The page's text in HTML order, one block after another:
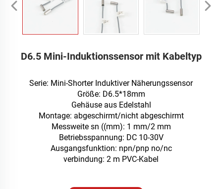
D6.5 Mini-Induktionssensor mit Kabeltyp
Serie: Mini-Shorter Induktiver Näherungssensor
Größe: D6.5*18mm
Gehäuse aus Edelstahl
Montage: abgeschirmt/nicht abgeschirmt
Messweite sn ((mm): 1 mm/2 mm
Betriebsspannung: DC 10-30V
Ausgangsfunktion: npn/pnp no/nc
verbindung: 2 m PVC-Kabel